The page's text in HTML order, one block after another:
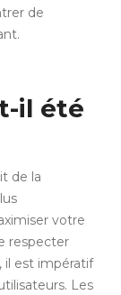
de
il été
de la
votre
respecter
il est impératif
Les